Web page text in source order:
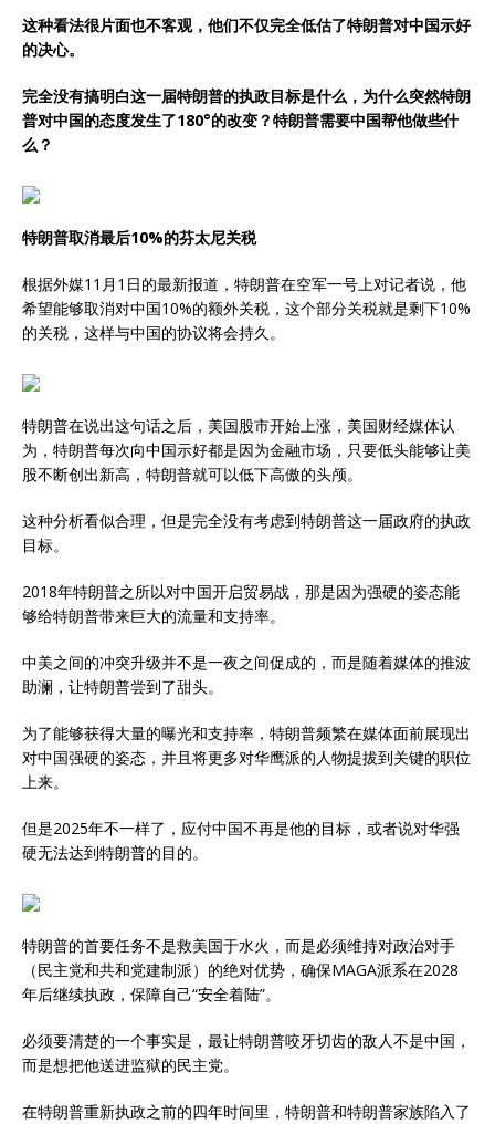
这种看法很片面也不客观，他们不仅完全低估了特朗普对中国示好
的决心。
完全没有搞明白这一届特朗普的执政目标是什么，为什么突然特朗
普对中国的态度发生了180°的改变？特朗普需要中国帮他做些什
么？
特朗普取消最后10%的芬太尼关税
根据外媒11月1日的最新报道，特朗普在空军一号上对记者说，他
希望能够取消对中国10%的额外关税，这个部分关税就是剩下10%
的关税，这样与中国的协议将会持久。
特朗普在说出这句话之后，美国股市开始上涨，美国财经媒体认
为，特朗普每次向中国示好都是因为金融市场，只要低头能够让美
股不断创出新高，特朗普就可以低下高傲的头颅。
这种分析看似合理，但是完全没有考虑到特朗普这一届政府的执政
目标。
2018年特朗普之所以对中国开启贸易战，那是因为强硬的姿态能
够给特朗普带来巨大的流量和支持率。
中美之间的冲突升级并不是一夜之间促成的，而是随着媒体的推波
助澜，让特朗普尝到了甜头。
为了能够获得大量的曝光和支持率，特朗普频繁在媒体面前展现出
对中国强硬的姿态，并且将更多对华鹰派的人物提拔到关键的职位
上来。
但是2025年不一样了，应付中国不再是他的目标，或者说对华强
硬无法达到特朗普的目的。
特朗普的首要任务不是救美国于水火，而是必须维持对政治对手
（民主党和共和党建制派）的绝对优势，确保MAGA派系在2028
年后继续执政，保障自己“安全着陆”。
必须要清楚的一个事实是，最让特朗普咬牙切齿的敌人不是中国，
而是想把他送进监狱的民主党。
在特朗普重新执政之前的四年时间里，特朗普和特朗普家族陷入了